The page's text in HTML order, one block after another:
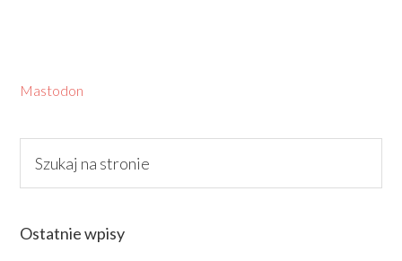
Mastodon
Ostatnie wpisy